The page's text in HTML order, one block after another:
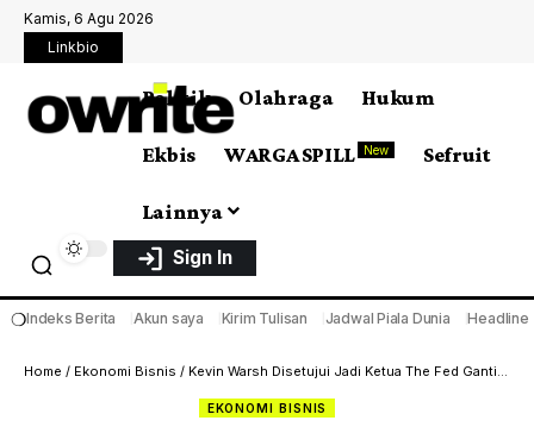
Kamis, 6 Agu 2026
Linkbio
Politik Olahraga Hukum
Ekbis WARGA SPILL New Sefruit
Lainnya
Sign In
❍Indeks Berita Akun saya Kirim Tulisan Jadwal Piala Dunia Headline
Home / Ekonomi Bisnis / Kevin Warsh Disetujui Jadi Ketua The Fed Gantikan Jerome Powell, Ini PR Beratnya
EKONOMI BISNIS